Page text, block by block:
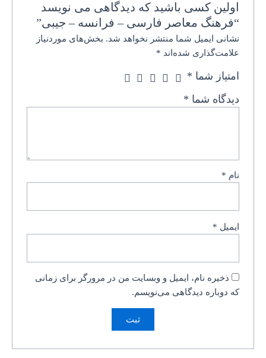
اولین کسی باشید که دیدگاهی می نویسد
“فرهنگ معاصر فارسی – فرانسه – جیبی”
نشانی ایمیل شما منتشر نخواهد شد. بخش‌های موردنیاز
علامت‌گذاری شده‌اند *
امتیاز شما *
دیدگاه شما *
نام *
ایمیل *
ذخیره نام، ایمیل و وبسایت من در مرورگر برای زمانی
که دوباره دیدگاهی می‌نویسم.